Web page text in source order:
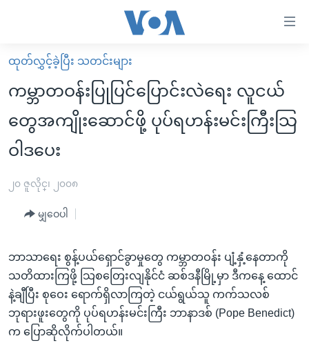
လွယ်ကူ
စေ
Link
များ
ပင်မ
ကြည့်
ရန်
ပင်မ
အ
ညွန်း
မူလစာမျက်နှာ
မြန်မာ
ကမ္ဘာ့သတင်းများ
နိုင်ငံတကာ
အစ္စရေး-ပါလက်စတိုင်း
ဗွီဒီယို
အင်္ဂလိပ်စာလေ့လာမယ်
မကြေးမုံရဲ့ အင်္ဂလိပ်စာ
ရုပ်ရှင်ထဲက အင်္ဂလိပ်စာ
သုတပဒေသာ အင်္ဂလိပ်စာ
ရေဒီယို
တီဗွီ
ရေဒီယိုနှင့်ရုပ်သံ အချက်အလက်များ
ရေဒီယို/တီဗွီအစီအစဉ်
Learning English
ထုတ်လွှင့်ခဲ့ပြီး သတင်းများ
ကမ္ဘာတဝန်းပြုပြင်ပြောင်းလဲရေး လူငယ်
တွေအကျိုးဆောင်ဖို့ ပုပ်ရဟန်းမင်းကြီးသြ
ဝါဒပေး
၂၀ ဇူလိုင္၊ ၂၀၀၈
မျှဝေပါ
ဘာသာရေး စွန့်ပယ်ရှောင်ခွာမှုတွေ ကမ္ဘာတဝန်း ပျံ့နှံ့နေတာကို
သတိထားကြဖို့ သြစတြေးလျနိုင်ငံ ဆစ်ဒနီမြို့မှာ ဒီကနေ့ ထောင်
နဲ့ချီပြီး စုဝေး ရောက်ရှိလာကြတဲ့ ငယ်ရွယ်သူ ကက်သလစ်
ဘုရားဖူးတွေကို ပုပ်ရဟန်းမင်းကြီး ဘာနာဒစ် (Pope Benedict)
က ပြောဆိုလိုက်ပါတယ်။